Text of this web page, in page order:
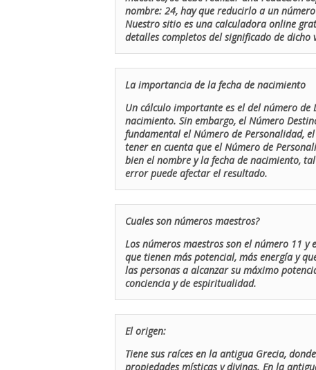
nombre: 24, hay que reducirlo a un
Nuestro sitio es una calculadora online
detalles completos del significado de dicho
La importancia de la fecha de nacimiento
Un cálculo importante es el del número
nacimiento. Sin embargo, el Número
fundamental el Número de Personalidad,
tener en cuenta que el Número de
bien el nombre y la fecha de nacimiento,
error puede afectar el resultado.
Cuales son números maestros?
Los números maestros son el número 11 y
que tienen más potencial, más energía y
las personas a alcanzar su máximo
conciencia y de espiritualidad.
El origen:
Tiene sus raíces en la antigua Grecia,
propiedades místicas y divinas. En la